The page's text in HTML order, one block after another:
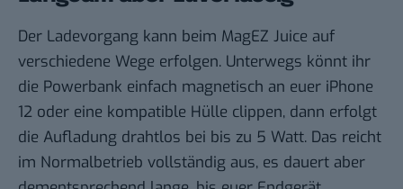
Der Ladevorgang kann beim MagEZ Juice auf
verschiedene Wege erfolgen. Unterwegs könnt ihr
die Powerbank einfach magnetisch an euer iPhone
12 oder eine kompatible Hülle clippen, dann erfolgt
die Aufladung drahtlos bei bis zu 5 Watt. Das reicht
im Normalbetrieb vollständig aus, es dauert aber